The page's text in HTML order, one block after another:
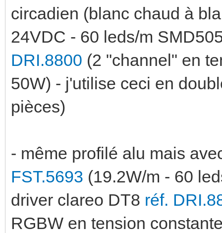
circadien (blanc chaud à
24VDC - 60 leds/m
DRI.8800 (2 "channel" en
50W) - j'utilise ceci en
pièces)
- même profilé alu mais
FST.5693 (19.2W/m - 60
driver clareo DT8 réf.
RGBW en tension